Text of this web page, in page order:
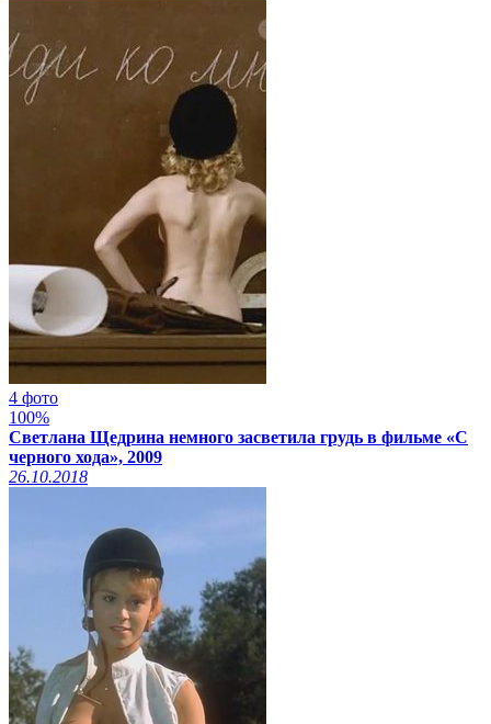
4 фото
100%
Светлана Щедрина немного засветила грудь в фильме «С
черного хода», 2009
26.10.2018